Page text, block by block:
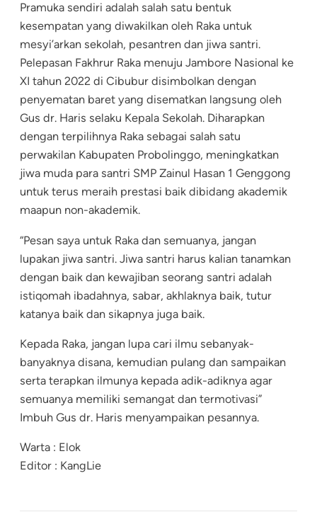
Pramuka sendiri adalah salah satu bentuk
kesempatan yang diwakilkan oleh Raka untuk
mesyi’arkan sekolah, pesantren dan jiwa santri.
Pelepasan Fakhrur Raka menuju Jambore Nasional ke
XI tahun 2022 di Cibubur disimbolkan dengan
penyematan baret yang disematkan langsung oleh
Gus dr. Haris selaku Kepala Sekolah. Diharapkan
dengan terpilihnya Raka sebagai salah satu
perwakilan Kabupaten Probolinggo, meningkatkan
jiwa muda para santri SMP Zainul Hasan 1 Genggong
untuk terus meraih prestasi baik dibidang akademik
maapun non-akademik.
“Pesan saya untuk Raka dan semuanya, jangan
lupakan jiwa santri. Jiwa santri harus kalian tanamkan
dengan baik dan kewajiban seorang santri adalah
istiqomah ibadahnya, sabar, akhlaknya baik, tutur
katanya baik dan sikapnya juga baik.
Kepada Raka, jangan lupa cari ilmu sebanyak-
banyaknya disana, kemudian pulang dan sampaikan
serta terapkan ilmunya kepada adik-adiknya agar
semuanya memiliki semangat dan termotivasi”
Imbuh Gus dr. Haris menyampaikan pesannya.
Warta : Elok
Editor : KangLie